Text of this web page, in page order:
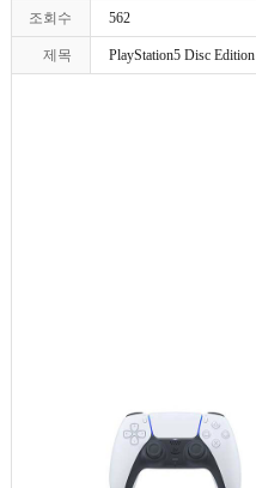
조회수 562
제목 PlayStation5 Disc Edition